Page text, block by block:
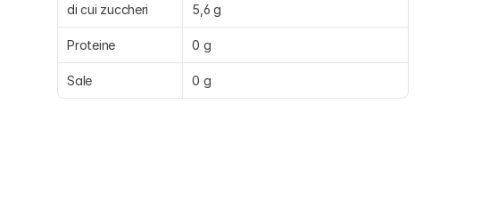
di cui zuccheri 5,6 g
Proteine 0 g
Sale 0 g